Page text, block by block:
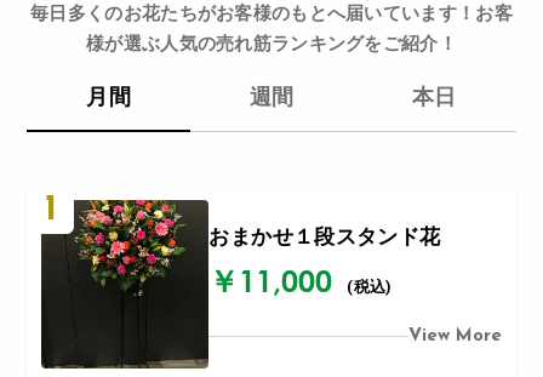
毎日多くのお花たちがお客様のもとへ届いています！お客
様が選ぶ人気の売れ筋ランキングをご紹介！
月間 週間 本日
1
おまかせ１段スタンド花
￥11,000 (税込)
View More